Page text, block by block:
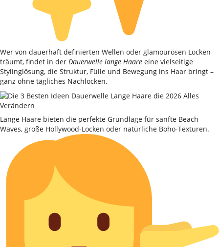
Wer von dauerhaft definierten Wellen oder glamourösen Locken
träumt, findet in der Dauerwelle lange Haare eine vielseitige
Stylinglösung, die Struktur, Fülle und Bewegung ins Haar bringt –
ganz ohne tägliches Nachlocken.
Lange Haare bieten die perfekte Grundlage für sanfte Beach
Waves, große Hollywood-Locken oder natürliche Boho-Texturen.